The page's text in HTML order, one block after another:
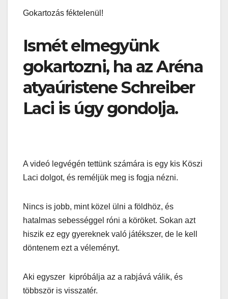
Gokartozás féktelenül!
Ismét elmegyünk
gokartozni, ha az Aréna
atyaúristene Schreiber
Laci is úgy gondolja.
A videó legvégén tettünk számára is egy kis Köszi
Laci dolgot, és reméljük meg is fogja nézni.
Nincs is jobb, mint közel ülni a földhöz, és
hatalmas sebességgel róni a köröket. Sokan azt
hiszik ez egy gyereknek való játékszer, de le kell
döntenem ezt a véleményt.
Aki egyszer kipróbálja az a rabjává válik, és
többször is visszatér.